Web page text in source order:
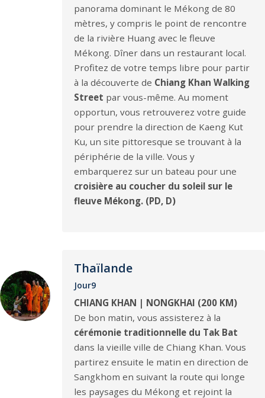
panorama dominant le Mékong de 80
mètres, y compris le point de rencontre
de la rivière Huang avec le fleuve
Mékong. Dîner dans un restaurant local.
Profitez de votre temps libre pour partir
à la découverte de Chiang Khan Walking
Street par vous-même. Au moment
opportun, vous retrouverez votre guide
pour prendre la direction de Kaeng Kut
Ku, un site pittoresque se trouvant à la
périphérie de la ville. Vous y
embarquerez sur un bateau pour une
croisière au coucher du soleil sur le
fleuve Mékong. (PD, D)
Thaïlande
Jour9
CHIANG KHAN | NONGKHAI (200 KM)
De bon matin, vous assisterez à la
cérémonie traditionnelle du Tak Bat
dans la vieille ville de Chiang Khan. Vous
partirez ensuite le matin en direction de
Sangkhom en suivant la route qui longe
les paysages du Mékong et rejoint la